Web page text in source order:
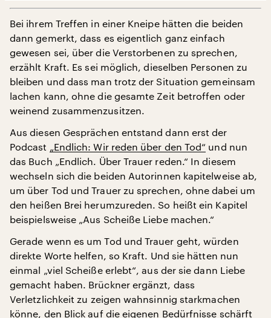
Bei ihrem Treffen in einer Kneipe hätten die beiden
dann gemerkt, dass es eigentlich ganz einfach
gewesen sei, über die Verstorbenen zu sprechen,
erzählt Kraft. Es sei möglich, dieselben Personen zu
bleiben und dass man trotz der Situation gemeinsam
lachen kann, ohne die gesamte Zeit betroffen oder
weinend zusammenzusitzen.
Aus diesen Gesprächen entstand dann erst der
Podcast „Endlich: Wir reden über den Tod“ und nun
das Buch „Endlich. Über Trauer reden.“ In diesem
wechseln sich die beiden Autorinnen kapitelweise ab,
um über Tod und Trauer zu sprechen, ohne dabei um
den heißen Brei herumzureden. So heißt ein Kapitel
beispielsweise „Aus Scheiße Liebe machen.“
Gerade wenn es um Tod und Trauer geht, würden
direkte Worte helfen, so Kraft. Und sie hätten nun
einmal „viel Scheiße erlebt“, aus der sie dann Liebe
gemacht haben. Brückner ergänzt, dass
Verletzlichkeit zu zeigen wahnsinnig starkmachen
könne, den Blick auf die eigenen Bedürfnisse schärft